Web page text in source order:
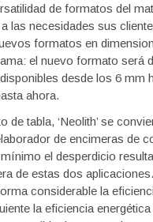
de formatos del
las necesidades sus
formatos en
el nuevo formato será
desde los 6 mm
ahora.
tabla, ‘Neolith’ se
de encimeras de
el desperdicio
de estas dos
considerable la
la eficiencia energética